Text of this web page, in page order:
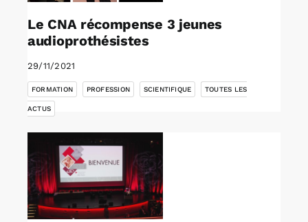
Le CNA récompense 3 jeunes
audioprothésistes
29/11/2021
FORMATION PROFESSION SCIENTIFIQUE TOUTES LES
ACTUS